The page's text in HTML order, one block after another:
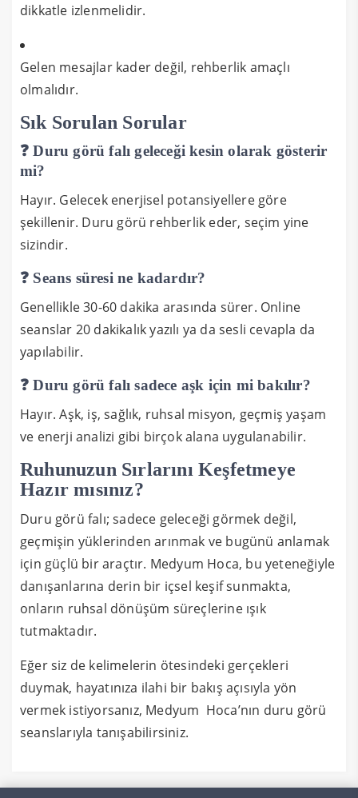
dikkatle izlenmelidir.
Gelen mesajlar kader değil, rehberlik amaçlı
olmalıdır.
Sık Sorulan Sorular
❓ Duru görü falı geleceği kesin olarak gösterir
mi?
Hayır. Gelecek enerjisel potansiyellere göre
şekillenir. Duru görü rehberlik eder, seçim yine
sizindir.
❓ Seans süresi ne kadardır?
Genellikle 30-60 dakika arasında sürer. Online
seanslar 20 dakikalık yazılı ya da sesli cevapla da
yapılabilir.
❓ Duru görü falı sadece aşk için mi bakılır?
Hayır. Aşk, iş, sağlık, ruhsal misyon, geçmiş yaşam
ve enerji analizi gibi birçok alana uygulanabilir.
Ruhunuzun Sırlarını Keşfetmeye
Hazır mısınız?
Duru görü falı; sadece geleceği görmek değil,
geçmişin yüklerinden arınmak ve bugünü anlamak
için güçlü bir araçtır. Medyum Hoca, bu yeteneğiyle
danışanlarına derin bir içsel keşif sunmakta,
onların ruhsal dönüşüm süreçlerine ışık
tutmaktadır.
Eğer siz de kelimelerin ötesindeki gerçekleri
duymak, hayatınıza ilahi bir bakış açısıyla yön
vermek istiyorsanız, Medyum Hoca’nın duru görü
seanslarıyla tanışabilirsiniz.